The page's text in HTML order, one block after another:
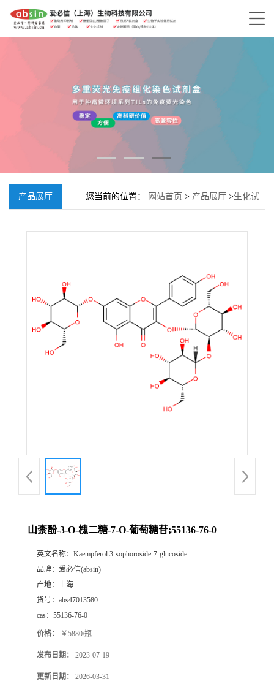
产品展厅 您当前的位置： 网站首页 > 产品展厅 >生化试
山柰酚-3-O-槐二糖-7-O-葡萄糖苷;55136-76-0
英文名称： Kaempferol 3-sophoroside-7-glucoside
品牌： 爱必信(absin)
产地： 上海
货号： abs47013580
cas： 55136-76-0
价格： ￥5880/瓶
发布日期： 2023-07-19
更新日期： 2026-03-31